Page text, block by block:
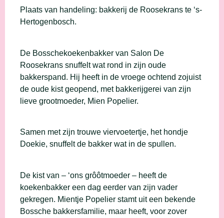
Plaats van handeling: bakkerij de Roosekrans te ‘s-
Hertogenbosch.
De Bosschekoekenbakker van Salon De
Roosekrans snuffelt wat rond in zijn oude
bakkerspand. Hij heeft in de vroege ochtend zojuist
de oude kist geopend, met bakkerijgerei van zijn
lieve grootmoeder, Mien Popelier.
Samen met zijn trouwe viervoetertje, het hondje
Doekie, snuffelt de bakker wat in de spullen.
De kist van – ‘ons grôôtmoeder – heeft de
koekenbakker een dag eerder van zijn vader
gekregen. Mientje Popelier stamt uit een bekende
Bossche bakkersfamilie, maar heeft, voor zover